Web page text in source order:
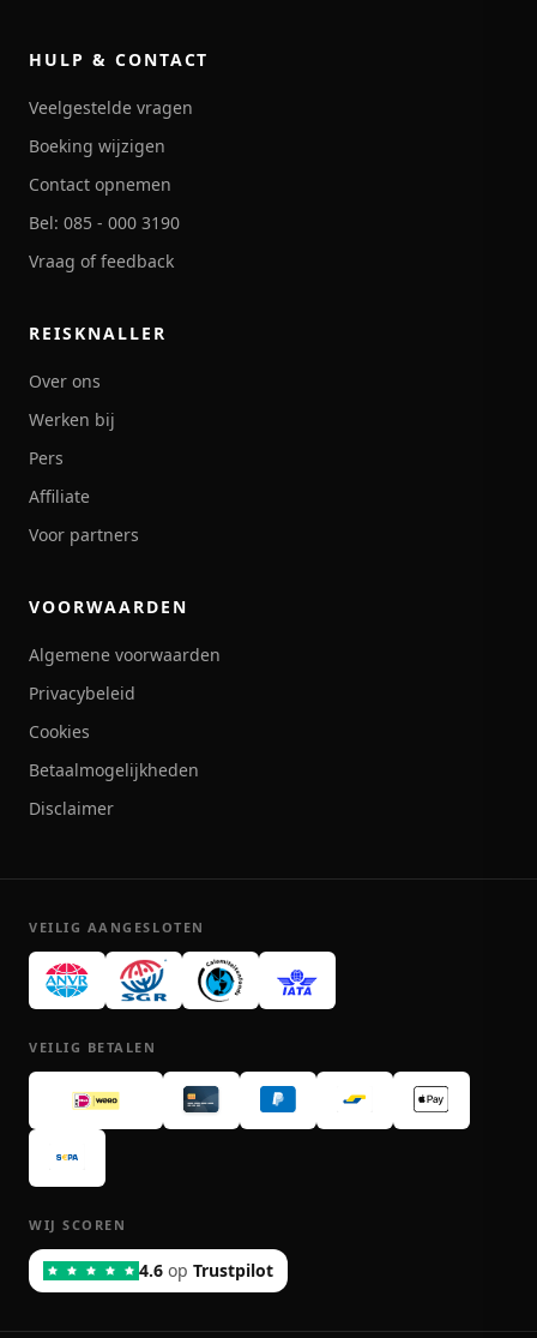
HULP & CONTACT
Veelgestelde vragen
Boeking wijzigen
Contact opnemen
Bel: 085 - 000 3190
Vraag of feedback
REISKNALLER
Over ons
Werken bij
Pers
Affiliate
Voor partners
VOORWAARDEN
Algemene voorwaarden
Privacybeleid
Cookies
Betaalmogelijkheden
Disclaimer
VEILIG AANGESLOTEN
VEILIG BETALEN
WIJ SCOREN
4.6 op Trustpilot